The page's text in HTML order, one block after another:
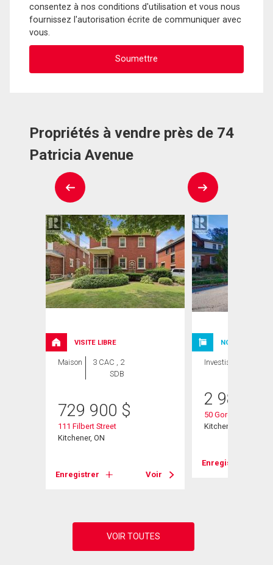
consentez à nos conditions d'utilisation et vous nous
fournissez l'autorisation écrite de communiquer avec
vous.
Propriétés à vendre près de 74
Patricia Avenue
VISITE LIBRE
Maison
3 CAC , 2
SDB
729 900 $
111 Filbert Street
Kitchener, ON
Enregistrer Voir
NOUVELLE
Investissement
2 980
50 Gordon Avenue
Kitchener, ON
Enregistrer